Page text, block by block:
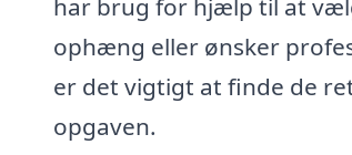
har brug for hjælp til at
ophæng eller ønsker
er det vigtigt at finde de
opgaven.